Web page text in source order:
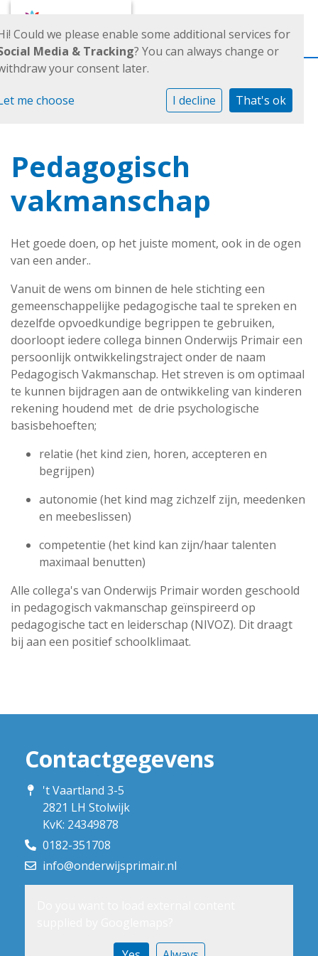
Pedagogisch
vakmanschap
Het goede doen, op het juiste moment, ook in de ogen
van een ander..
Vanuit de wens om binnen de hele stichting een
gemeenschappelijke pedagogische taal te spreken en
dezelfde opvoedkundige begrippen te gebruiken,
doorloopt iedere collega binnen Onderwijs Primair een
persoonlijk ontwikkelingstraject onder de naam
Pedagogisch Vakmanschap. Het streven is om optimaal
te kunnen bijdragen aan de ontwikkeling van kinderen
rekening houdend met de drie psychologische
basisbehoeften;
relatie (het kind zien, horen, accepteren en
begrijpen)
autonomie (het kind mag zichzelf zijn, meedenken
en meebeslissen)
competentie (het kind kan zijn/haar talenten
maximaal benutten)
Alle collega's van Onderwijs Primair worden geschoold
in pedagogisch vakmanschap geïnspireerd op
pedagogische tact en leiderschap (NIVOZ). Dit draagt
bij aan een positief schoolklimaat.
Contactgegevens
't Vaartland 3-5
2821 LH Stolwijk
KvK: 24349878
0182-351708
info@onderwijsprimair.nl
Could we please enable some additional services for
Media & Tracking? You can always change or
your consent later.
me choose I decline That's ok